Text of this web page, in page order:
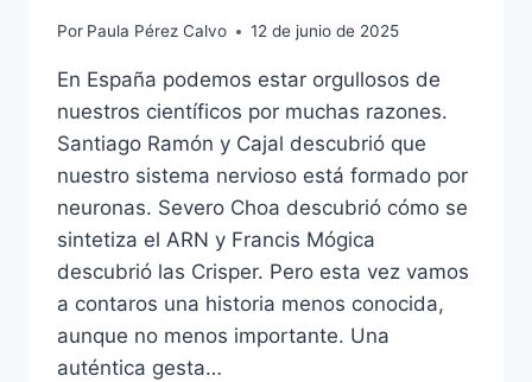
Por Paula Pérez Calvo 12 de junio de 2025
En España podemos estar orgullosos de
nuestros científicos por muchas razones.
Santiago Ramón y Cajal descubrió que
nuestro sistema nervioso está formado por
neuronas. Severo Choa descubrió cómo se
sintetiza el ARN y Francis Mógica
descubrió las Crisper. Pero esta vez vamos
a contaros una historia menos conocida,
aunque no menos importante. Una
auténtica gesta…